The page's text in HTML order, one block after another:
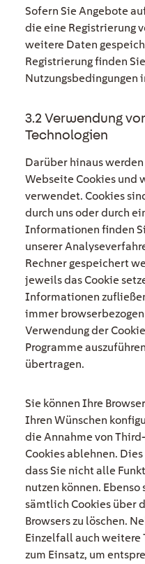
Sofern Sie Angebote
die eine Registrierung
weitere Daten
Registrierung finden
Nutzungsbedingungen
3.2 Verwendung
Technologien
Darüber hinaus
Webseite Cookies und
verwendet. Cookies
durch uns oder durch
Informationen finden
unserer
Rechner gespeichert
jeweils das Cookie
Informationen
immer
Verwendung der
Programme
übertragen.
Sie können Ihre
Ihren Wünschen
die Annahme von
Cookies ablehnen.
dass Sie nicht alle
nutzen können.
sämtlich Cookies über
Browsers zu löschen.
Einzelfall auch weitere
zum Einsatz, um